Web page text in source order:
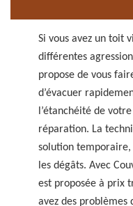
Si vous avez un toit
différentes
propose de vous
d’évacuer
l’étanchéité de
réparation. La
solution
les dégâts. Avec
est proposée à prix
avez des problèmes